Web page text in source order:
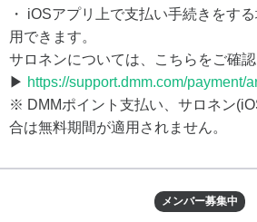
・ iOSアプリ上で支払い手続きをす
用できます。
サロネンについては、こちらをご確認
▶ https://support.dmm.com/payment/
※ DMMポイント支払い、サロネン
合は無料期間が適用されません。
メンバー募集中